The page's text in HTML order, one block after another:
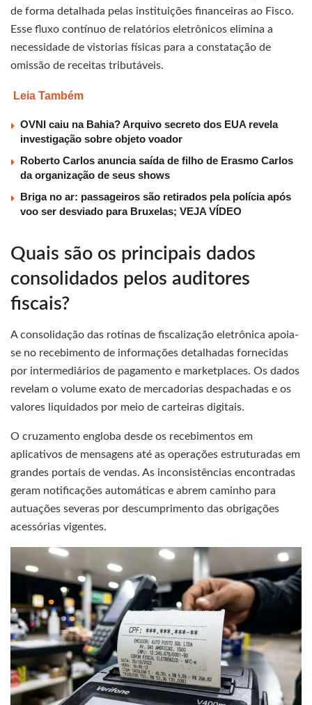
de forma detalhada pelas instituições financeiras ao Fisco.
Esse fluxo contínuo de relatórios eletrônicos elimina a
necessidade de vistorias físicas para a constatação de
omissão de receitas tributáveis.
Leia Também
OVNI caiu na Bahia? Arquivo secreto dos EUA revela
investigação sobre objeto voador
Roberto Carlos anuncia saída de filho de Erasmo Carlos
da organização de seus shows
Briga no ar: passageiros são retirados pela polícia após
voo ser desviado para Bruxelas; VEJA VÍDEO
Quais são os principais dados
consolidados pelos auditores
fiscais?
A consolidação das rotinas de fiscalização eletrônica apoia-
se no recebimento de informações detalhadas fornecidas
por intermediários de pagamento e marketplaces. Os dados
revelam o volume exato de mercadorias despachadas e os
valores liquidados por meio de carteiras digitais.
O cruzamento engloba desde os recebimentos em
aplicativos de mensagens até as operações estruturadas em
grandes portais de vendas. As inconsistências encontradas
geram notificações automáticas e abrem caminho para
autuações severas por descumprimento das obrigações
acessórias vigentes.